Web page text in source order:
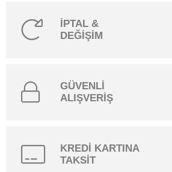
İPTAL &
DEĞİŞİM
GÜVENLİ
ALIŞVERİŞ
KREDİ KARTINA
TAKSİT